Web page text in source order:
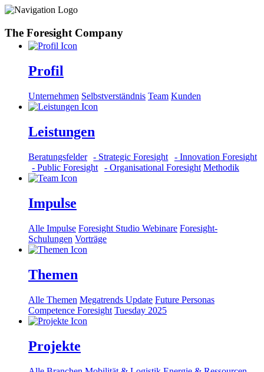
The Foresight Company
Profil
Unternehmen Selbstverständnis Team Kunden
Leistungen
Beratungsfelder - Strategic Foresight
- Innovation Foresight
- Public Foresight
- Organisational Foresight Methodik
Impulse
Alle Impulse Foresight Studio Webinare Foresight-
Schulungen Vorträge
Themen
Alle Themen Megatrends Update Future Personas
Competence Foresight Tuesday 2025
Projekte